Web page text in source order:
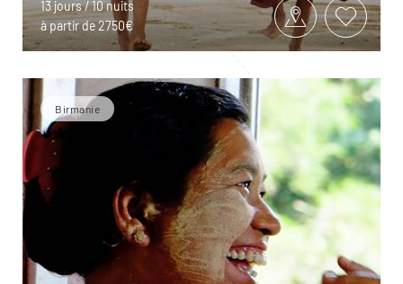
13 jours / 10 nuits
à partir de 2750€
Birmanie